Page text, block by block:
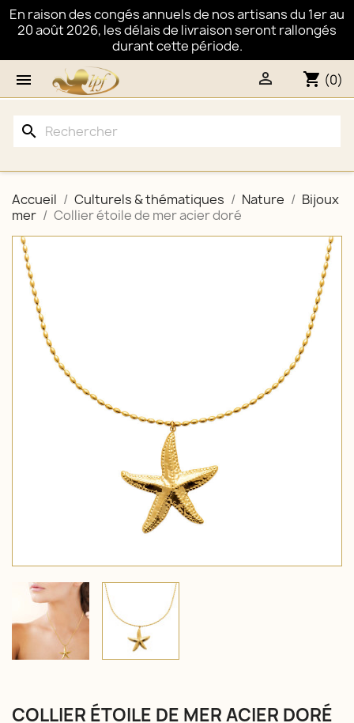
En raison des congés annuels de nos artisans du 1er au
20 août 2026, les délais de livraison seront rallongés
durant cette période.
 shopping_cart (0)

search
Accueil Culturels & thématiques Nature
Bijoux
mer
Collier étoile de mer acier doré
COLLIER ÉTOILE DE MER ACIER DORÉ